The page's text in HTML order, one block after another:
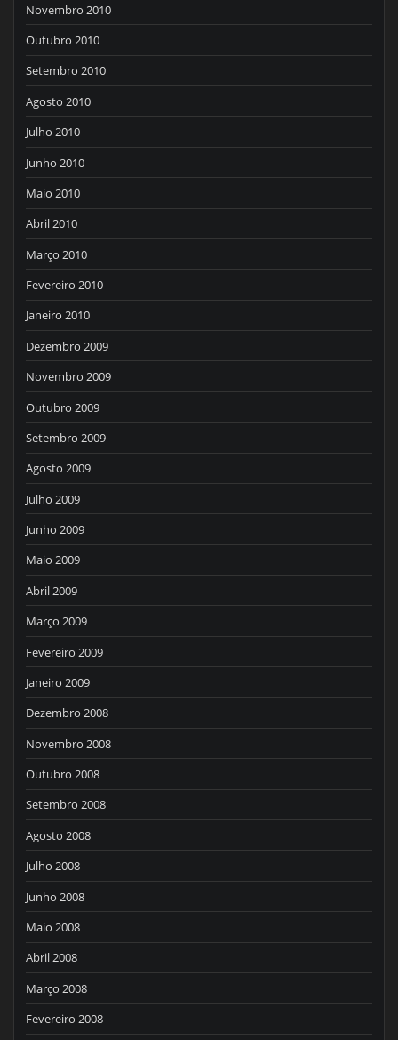
Novembro 2010
Outubro 2010
Setembro 2010
Agosto 2010
Julho 2010
Junho 2010
Maio 2010
Abril 2010
Março 2010
Fevereiro 2010
Janeiro 2010
Dezembro 2009
Novembro 2009
Outubro 2009
Setembro 2009
Agosto 2009
Julho 2009
Junho 2009
Maio 2009
Abril 2009
Março 2009
Fevereiro 2009
Janeiro 2009
Dezembro 2008
Novembro 2008
Outubro 2008
Setembro 2008
Agosto 2008
Julho 2008
Junho 2008
Maio 2008
Abril 2008
Março 2008
Fevereiro 2008